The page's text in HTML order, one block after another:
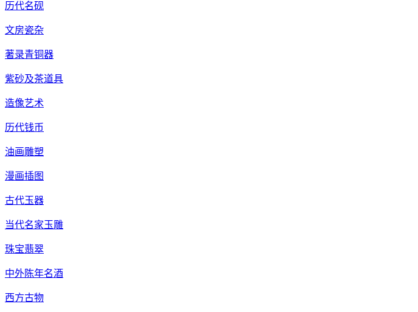
历代名砚
文房瓷杂
著录青铜器
紫砂及茶道具
造像艺术
历代钱币
油画雕塑
漫画插图
古代玉器
当代名家玉雕
珠宝翡翠
中外陈年名酒
西方古物